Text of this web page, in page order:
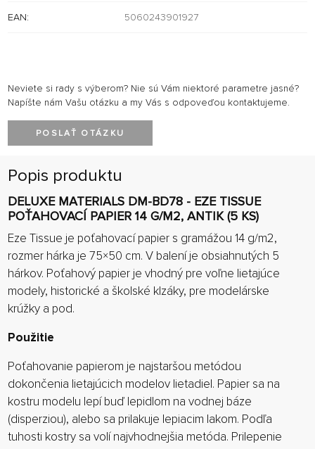
EAN: 5060243901927
Neviete si rady s výberom? Nie sú Vám niektoré parametre jasné?
Napíšte nám Vašu otázku a my Vás s odpoveďou kontaktujeme.
POSLAŤ OTÁZKU
Popis produktu
DELUXE MATERIALS DM-BD78 - EZE TISSUE
POŤAHOVACÍ PAPIER 14 G/M2, ANTIK (5 KS)
Eze Tissue je poťahovací papier s gramážou 14 g/m2,
rozmer hárka je 75×50 cm. V balení je obsiahnutých 5
hárkov. Poťahový papier je vhodný pre voľne lietajúce
modely, historické a školské klzáky, pre modelárske
krúžky a pod.
Použitie
Poťahovanie papierom je najstaršou metódou
dokončenia lietajúcich modelov lietadiel. Papier sa na
kostru modelu lepí buď lepidlom na vodnej báze
(disperziou), alebo sa prilakuje lepiacim lakom. Podľa
tuhosti kostry sa volí najvhodnejšia metóda. Prilepenie